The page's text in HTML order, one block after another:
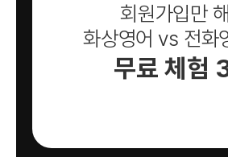
회원가입만
화상영어 vs 전화
무료 체험